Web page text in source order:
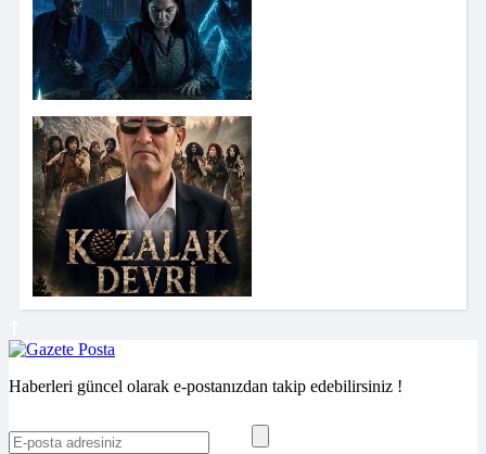
Haberleri güncel olarak e-postanızdan takip edebilirsiniz !